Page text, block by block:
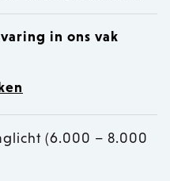
in ons vak
(6.000 – 8.000